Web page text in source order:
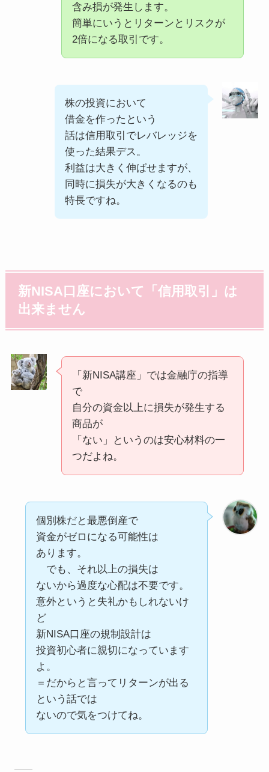
含み損が発生します。
簡単にいうとリターンとリスクが
2倍になる取引です。
株の投資において
借金を作ったという
話は信用取引でレバレッジを
使った結果デス。
利益は大きく伸ばせますが、
同時に損失が大きくなるのも
特長ですね。
新NISA口座において「信用取引」は
出来ません
「新NISA講座」では金融庁の指導
で
自分の資金以上に損失が発生する
商品が
「ない」というのは安心材料の一
つだよね。
個別株だと最悪倒産で
資金がゼロになる可能性は
あります。
でも、それ以上の損失は
ないから過度な心配は不要です。
意外というと失礼かもしれないけ
ど
新NISA口座の規制設計は
投資初心者に親切になっています
よ。
＝だからと言ってリターンが出る
という話では
ないので気をつけてね。